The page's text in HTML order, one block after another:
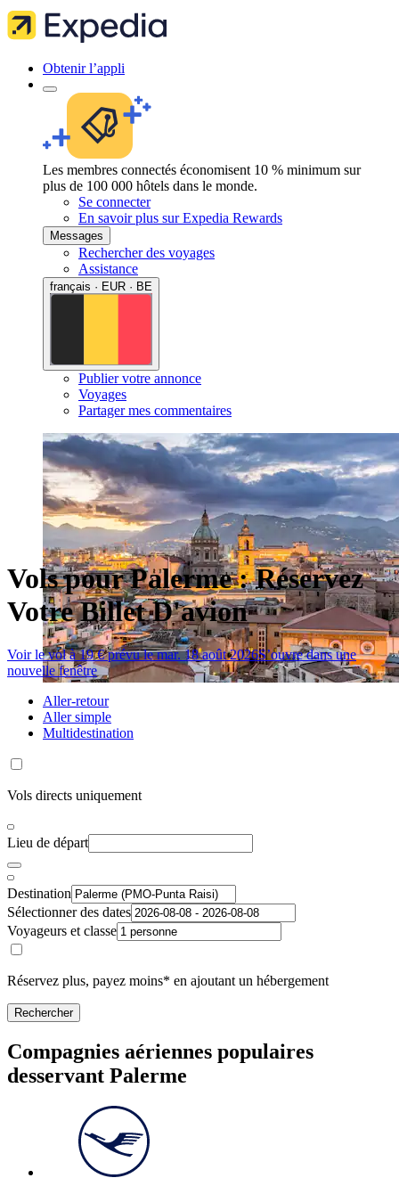
Obtenir l’appli
Les membres connectés économisent 10 % minimum sur
plus de 100 000 hôtels dans le monde.
Se connecter
En savoir plus sur Expedia Rewards
Messages
Rechercher des voyages
Assistance
français · EUR · BE
Publier votre annonce
Voyages
Partager mes commentaires
Vols pour Palerme : Réservez
Votre Billet D'avion
Voir le vol à 19 € prévu le mar. 18 août 2026S’ouvre dans une
nouvelle fenêtre
Aller-retour
Aller simple
Multidestination
Vols directs uniquement
Lieu de départ
Destination
Sélectionner des dates
Voyageurs et classe
Réservez plus, payez moins* en ajoutant un hébergement
Rechercher
Compagnies aériennes populaires
desservant Palerme